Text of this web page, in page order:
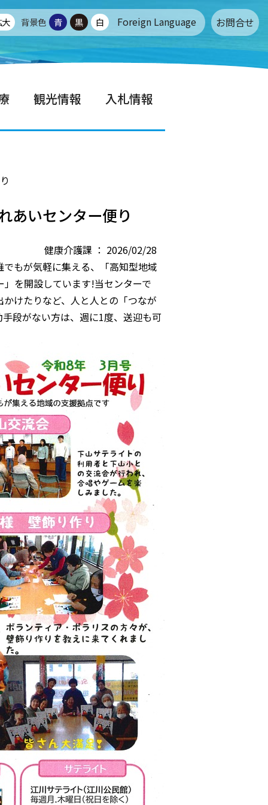
背景色 青 黒 白 Foreign Language お問合せ
観光情報 入札情報
いセンター便り
健康介護課 ： 2026/02/28
もが気軽に集える、「高知型地域
を開設しています!当センターで
けたりなど、人と人との「つなが
段がない方は、週に1度、送迎も可